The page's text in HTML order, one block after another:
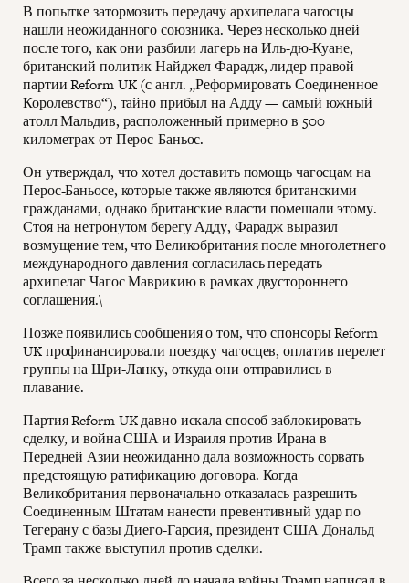
В попытке затормозить передачу архипелага чагосцы
нашли неожиданного союзника. Через несколько дней
после того, как они разбили лагерь на Иль-дю-Куане,
британский политик Найджел Фарадж, лидер правой
партии Reform UK (с англ. „Реформировать Соединенное
Королевство“), тайно прибыл на Адду — самый южный
атолл Мальдив, расположенный примерно в 500
километрах от Перос-Баньос.
Он утверждал, что хотел доставить помощь чагосцам на
Перос-Баньосе, которые также являются британскими
гражданами, однако британские власти помешали этому.
Стоя на нетронутом берегу Адду, Фарадж выразил
возмущение тем, что Великобритания после многолетнего
международного давления согласилась передать
архипелаг Чагос Маврикию в рамках двустороннего
соглашения.\
Позже появились сообщения о том, что спонсоры Reform
UK профинансировали поездку чагосцев, оплатив перелет
группы на Шри-Ланку, откуда они отправились в
плавание.
Партия Reform UK давно искала способ заблокировать
сделку, и война США и Израиля против Ирана в
Передней Азии неожиданно дала возможность сорвать
предстоящую ратификацию договора. Когда
Великобритания первоначально отказалась разрешить
Соединенным Штатам нанести превентивный удар по
Тегерану с базы Диего-Гарсия, президент США Дональд
Трамп также выступил против сделки.